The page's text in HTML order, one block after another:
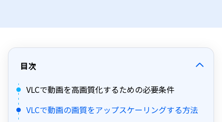
目次
VLCで動画を高画質化するための必要条件
VLCで動画の画質をアップスケーリングする方法